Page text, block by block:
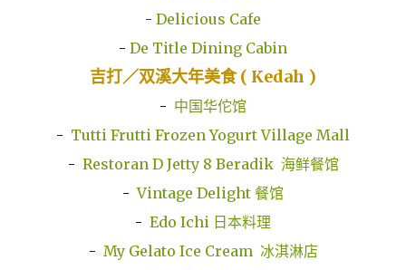
- Delicious Cafe
- De Title Dining Cabin
吉打／双溪大年美食 ( Kedah )
- 中国华佗馆
- Tutti Frutti Frozen Yogurt Village Mall
- Restoran D Jetty 8 Beradik 海鲜餐馆
-Vintage Delight 餐馆
- Edo Ichi 日本料理
- My Gelato Ice Cream 冰淇淋店